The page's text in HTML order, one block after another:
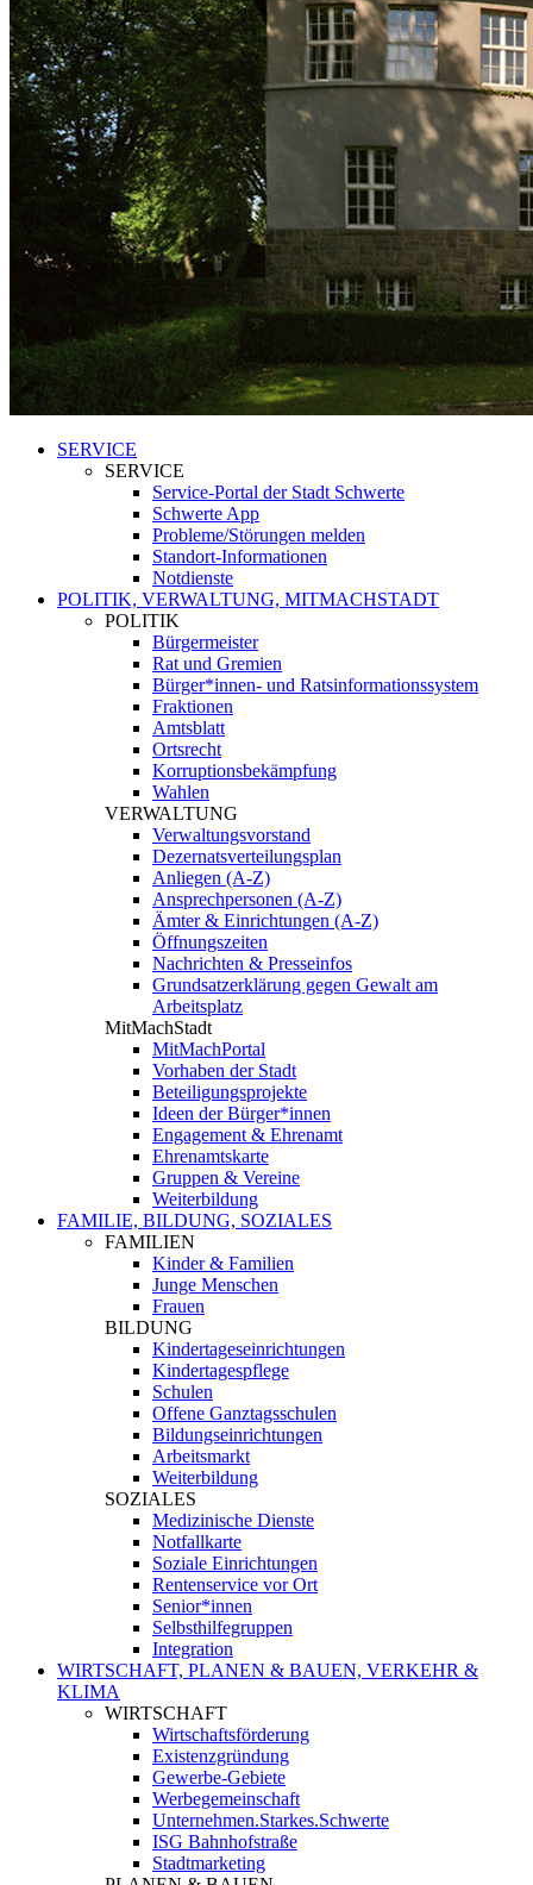
SERVICE
SERVICE
Service-Portal der Stadt Schwerte
Schwerte App
Probleme/Störungen melden
Standort-Informationen
Notdienste
POLITIK, VERWALTUNG, MITMACHSTADT
POLITIK
Bürgermeister
Rat und Gremien
Bürger*innen- und Ratsinformationssystem
Fraktionen
Amtsblatt
Ortsrecht
Korruptionsbekämpfung
Wahlen
VERWALTUNG
Verwaltungsvorstand
Dezernatsverteilungsplan
Anliegen (A-Z)
Ansprechpersonen (A-Z)
Ämter & Einrichtungen (A-Z)
Öffnungszeiten
Nachrichten & Presseinfos
Grundsatzerklärung gegen Gewalt am
Arbeitsplatz
MitMachStadt
MitMachPortal
Vorhaben der Stadt
Beteiligungsprojekte
Ideen der Bürger*innen
Engagement & Ehrenamt
Ehrenamtskarte
Gruppen & Vereine
Weiterbildung
FAMILIE, BILDUNG, SOZIALES
FAMILIEN
Kinder & Familien
Junge Menschen
Frauen
BILDUNG
Kindertageseinrichtungen
Kindertagespflege
Schulen
Offene Ganztagsschulen
Bildungseinrichtungen
Arbeitsmarkt
Weiterbildung
SOZIALES
Medizinische Dienste
Notfallkarte
Soziale Einrichtungen
Rentenservice vor Ort
Senior*innen
Selbsthilfegruppen
Integration
WIRTSCHAFT, PLANEN & BAUEN, VERKEHR &
KLIMA
WIRTSCHAFT
Wirtschaftsförderung
Existenzgründung
Gewerbe-Gebiete
Werbegemeinschaft
Unternehmen.Starkes.Schwerte
ISG Bahnhofstraße
Stadtmarketing